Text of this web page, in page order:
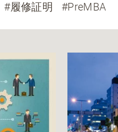
#履修証明 #PreMBA